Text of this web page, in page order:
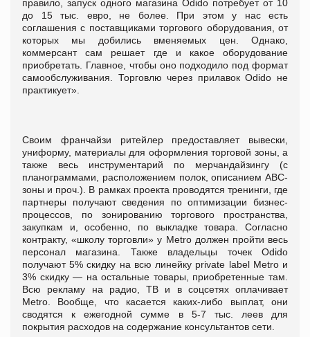
правило, запуск одного магазина Odido потребует от 10
до 15 тыс. евро, не более. При этом у нас есть
соглашения с поставщиками торгового оборудования, от
которых мы добились вменяемых цен. Однако,
коммерсант сам решает где и какое оборудование
приобретать. Главное, чтобы оно подходило под формат
самообслуживания. Торговлю через прилавок Odido не
практикует».
Своим франчайзи ритейлер предоставляет вывески,
униформу, материалы для оформления торговой зоны, а
также весь инструментарий по мерчандайзингу (с
планограммами, расположением полок, описанием ABC-
зоны и проч.). В рамках проекта проводятся тренинги, где
партнеры получают сведения по оптимизации бизнес-
процессов, по зонированию торгового пространства,
закупкам и, особенно, по выкладке товара. Согласно
контракту, «школу торговли» у Metro должен пройти весь
персонал магазина. Также владельцы точек Odido
получают 5% скидку на всю линейку private label Metro и
3% скидку — на остальные товары, приобретенные там.
Всю рекламу на радио, ТВ и в соцсетях оплачивает
Metro. Вообще, что касается каких-либо выплат, они
сводятся к ежегодной сумме в 5-7 тыс. леев для
покрытия расходов на содержание консультантов сети.